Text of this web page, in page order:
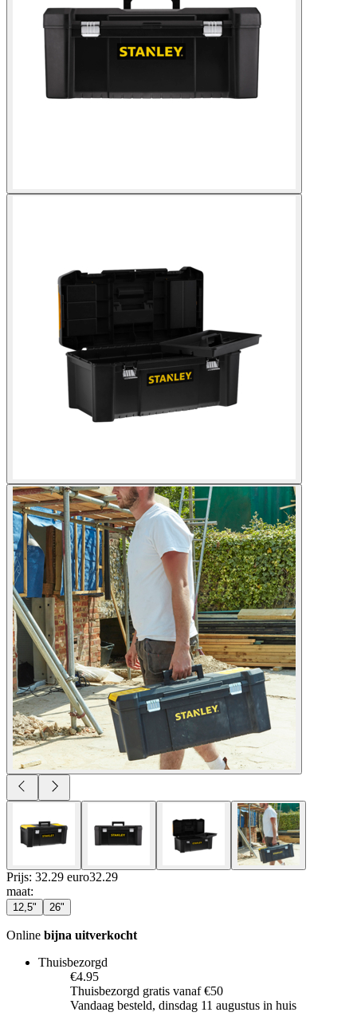
Prijs: 32.29 euro32.29
maat:
12,5" 26"
Online bijna uitverkocht
Thuisbezorgd
€4.95
Thuisbezorgd gratis vanaf €50
Vandaag besteld, dinsdag 11 augustus in huis